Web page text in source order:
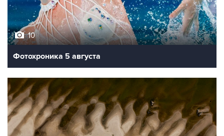
10
Фотохроника 5 августа